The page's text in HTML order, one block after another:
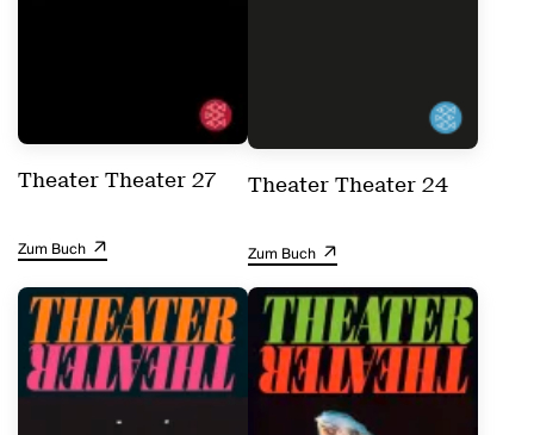
Theater Theater 27
Zum Buch
Theater Theater 24
Zum Buch